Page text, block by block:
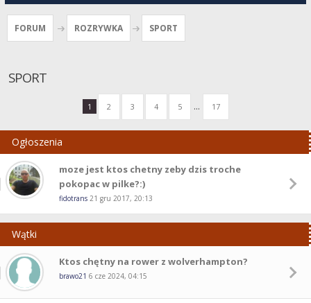
FORUM ROZRYWKA SPORT
SPORT
1 2 3 4 5 ... 17
Ogłoszenia
moze jest ktos chetny zeby dzis troche
pokopac w pilke?:)
fidotrans 21 gru 2017, 20:13
Wątki
Ktos chętny na rower z wolverhampton?
brawo21 6 cze 2024, 04:15